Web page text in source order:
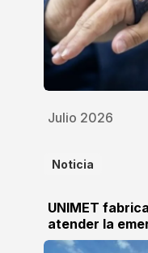
Julio 2026
Noticia
UNIMET
atender la